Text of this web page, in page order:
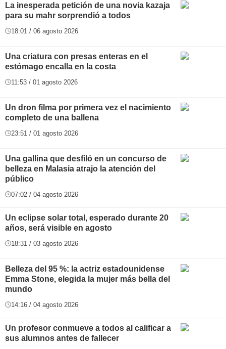
La inesperada petición de una novia kazaja
para su mahr sorprendió a todos
18:01 / 06 agosto 2026
Una criatura con presas enteras en el
estómago encalla en la costa
11:53 / 01 agosto 2026
Un dron filma por primera vez el nacimiento
completo de una ballena
23:51 / 01 agosto 2026
Una gallina que desfiló en un concurso de
belleza en Malasia atrajo la atención del
público
07:02 / 04 agosto 2026
Un eclipse solar total, esperado durante 20
años, será visible en agosto
18:31 / 03 agosto 2026
Belleza del 95 %: la actriz estadounidense
Emma Stone, elegida la mujer más bella del
mundo
14:16 / 04 agosto 2026
Un profesor conmueve a todos al calificar a
sus alumnos antes de fallecer